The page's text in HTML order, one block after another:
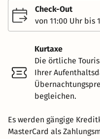
Check-Out
von 11:00 Uhr bis
Kurtaxe
Die örtliche
Ihrer
begleichen.
Es werden gängige
MasterCard als